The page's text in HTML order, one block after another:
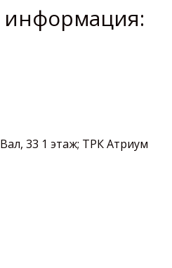
информация:
33 1 этаж; ТРК Атриум